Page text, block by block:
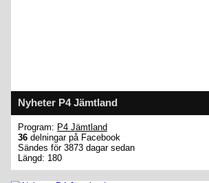
Nyheter P4 Jämtland
Program: P4 Jämtland
36 delningar på Facebook
Sändes för 3873 dagar sedan
Längd: 180